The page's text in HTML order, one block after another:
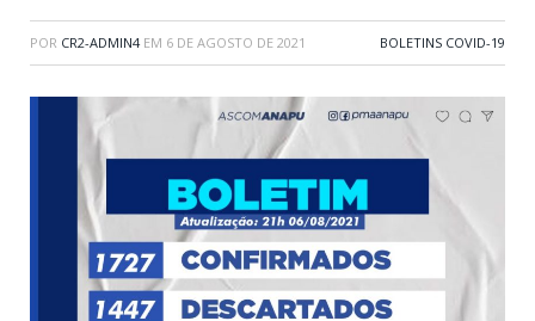
POR CR2-ADMIN4 EM 6 DE AGOSTO DE 2021 BOLETINS COVID-19